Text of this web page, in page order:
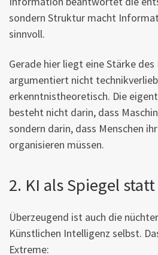
sondern Struktur macht
sinnvoll.
Gerade hier liegt eine Stärke des
argumentiert nicht
erkenntnistheoretisch. Die
besteht nicht darin, dass
sondern darin, dass Menschen
organisieren müssen.
2. KI als Spiegel
Überzeugend ist auch die
Künstlichen Intelligenz selbst.
Extreme: